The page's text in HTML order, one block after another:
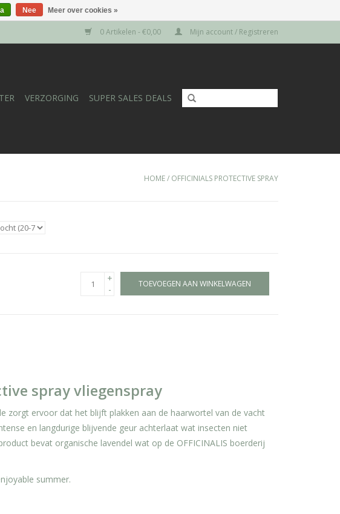
0 Artikelen - €0,00 Mijn account / Registreren
VERZORGING SUPER SALES DEALS
HOME/ OFFICINIALS PROTECTIVE SPRAY
+
-
TOEVOEGEN AAN WINKELWAGEN
spray vliegenspray
zorgt ervoor dat het blijft plakken aan de haarwortel van de vacht
en langdurige blijvende geur achterlaat wat insecten niet
bevat organische lavendel wat op de OFFICINALIS boerderij
summer.
Nee Meer over cookies »